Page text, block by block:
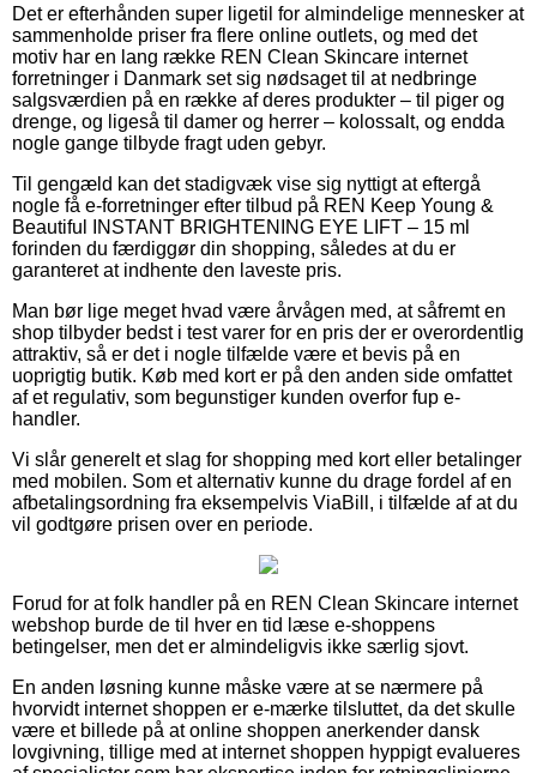
Det er efterhånden super ligetil for almindelige mennesker at
sammenholde priser fra flere online outlets, og med det
motiv har en lang række REN Clean Skincare internet
forretninger i Danmark set sig nødsaget til at nedbringe
salgsværdien på en række af deres produkter – til piger og
drenge, og ligeså til damer og herrer – kolossalt, og endda
nogle gange tilbyde fragt uden gebyr.
Til gengæld kan det stadigvæk vise sig nyttigt at eftergå
nogle få e-forretninger efter tilbud på REN Keep Young &
Beautiful INSTANT BRIGHTENING EYE LIFT – 15 ml
forinden du færdiggør din shopping, således at du er
garanteret at indhente den laveste pris.
Man bør lige meget hvad være årvågen med, at såfremt en
shop tilbyder bedst i test varer for en pris der er overordentlig
attraktiv, så er det i nogle tilfælde være et bevis på en
uoprigtig butik. Køb med kort er på den anden side omfattet
af et regulativ, som begunstiger kunden overfor fup e-
handler.
Vi slår generelt et slag for shopping med kort eller betalinger
med mobilen. Som et alternativ kunne du drage fordel af en
afbetalingsordning fra eksempelvis ViaBill, i tilfælde af at du
vil godtgøre prisen over en periode.
Forud for at folk handler på en REN Clean Skincare internet
webshop burde de til hver en tid læse e-shoppens
betingelser, men det er almindeligvis ikke særlig sjovt.
En anden løsning kunne måske være at se nærmere på
hvorvidt internet shoppen er e-mærke tilsluttet, da det skulle
være et billede på at online shoppen anerkender dansk
lovgivning, tillige med at internet shoppen hyppigt evalueres